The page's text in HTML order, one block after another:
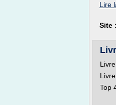
Lire
Site :
Top